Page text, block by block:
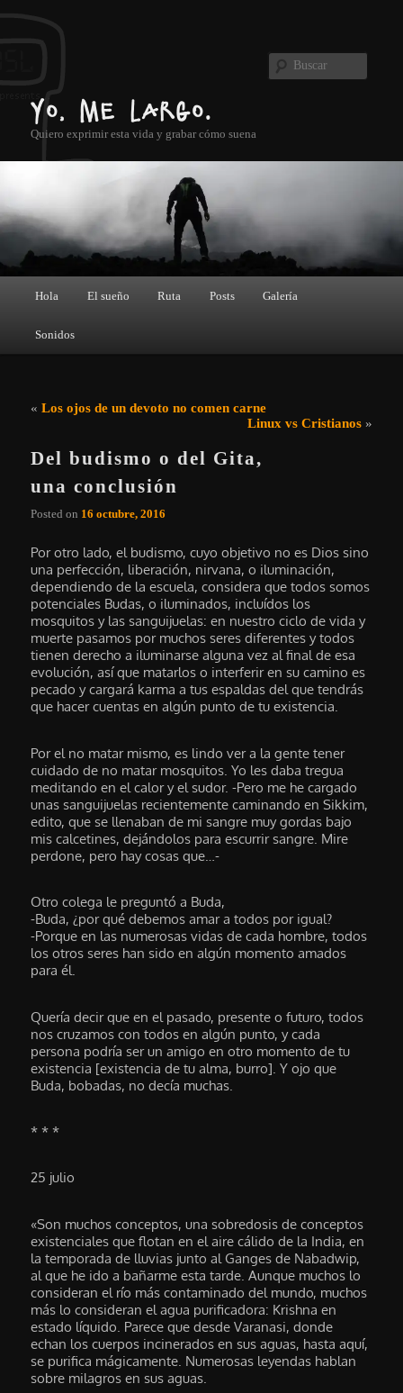
Yo, me largo.
Quiero exprimir esta vida y grabar cómo suena
Buscar
Hola
El sueño Ruta Posts Galería
Sonidos
Navegación de entradas
«Los ojos de un devoto no comen carne
Linux vs Cristianos»
Del budismo o del Gita,
una conclusión
Posted on 16 octubre, 2016
Por otro lado, el budismo, cuyo objetivo no es Dios sino
una perfección, liberación, nirvana, o iluminación,
dependiendo de la escuela, considera que todos somos
potenciales Budas, o iluminados, incluídos los
mosquitos y las sanguijuelas: en nuestro ciclo de vida y
muerte pasamos por muchos seres diferentes y todos
tienen derecho a iluminarse alguna vez al final de esa
evolución, así que matarlos o interferir en su camino es
pecado y cargará karma a tus espaldas del que tendrás
que hacer cuentas en algún punto de tu existencia.
Por el no matar mismo, es lindo ver a la gente tener
cuidado de no matar mosquitos. Yo les daba tregua
meditando en el calor y el sudor. -Pero me he cargado
unas sanguijuelas recientemente caminando en Sikkim,
edito, que se llenaban de mi sangre muy gordas bajo
mis calcetines, dejándolos para escurrir sangre. Mire
perdone, pero hay cosas que…-
Otro colega le preguntó a Buda,
-Buda, ¿por qué debemos amar a todos por igual?
-Porque en las numerosas vidas de cada hombre, todos
los otros seres han sido en algún momento amados
para él.
Quería decir que en el pasado, presente o futuro, todos
nos cruzamos con todos en algún punto, y cada
persona podría ser un amigo en otro momento de tu
existencia [existencia de tu alma, burro]. Y ojo que
Buda, bobadas, no decía muchas.
* * *
25 julio
«Son muchos conceptos, una sobredosis de conceptos
existenciales que flotan en el aire cálido de la India, en
la temporada de lluvias junto al Ganges de Nabadwip,
al que he ido a bañarme esta tarde. Aunque muchos lo
consideran el río más contaminado del mundo, muchos
más lo consideran el agua purificadora: Krishna en
estado líquido. Parece que desde Varanasi, donde
echan los cuerpos incinerados en sus aguas, hasta aquí,
se purifica mágicamente. Numerosas leyendas hablan
sobre milagros en sus aguas.